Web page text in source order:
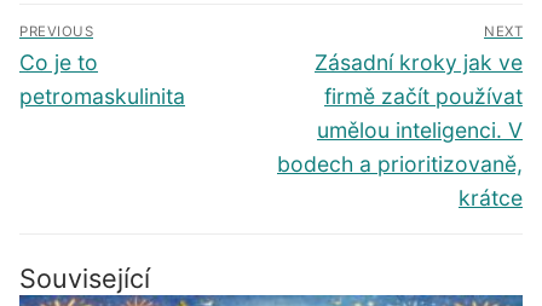
Navigace
pro
příspěvek
PREVIOUS
Předchozí
příspěvek
Co je to
petromaskulinita
NEXT
Další
příspěvek
Zásadní kroky jak ve
firmě začít používat
umělou inteligenci. V
bodech a prioritizovaně,
krátce
Související